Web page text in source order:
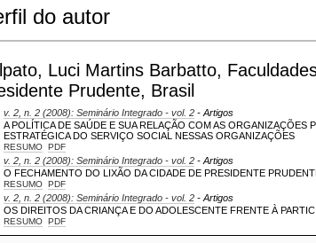
do autor
Luci Martins Barbatto,
Prudente, Brasil
v. 2, n. 2 (2008): Seminário Integrado - vol. 2 - Artigos
A POLÍTICA DE SAÚDE E SUA RELAÇÃO COM AS ORGANIZAÇÕES
ESTRATÉGICA DO SERVIÇO SOCIAL NESSAS ORGANIZAÇÕES
RESUMO PDF
v. 2, n. 2 (2008): Seminário Integrado - vol. 2 - Artigos
O FECHAMENTO DO LIXÃO DA CIDADE DE PRESIDENTE
RESUMO PDF
v. 2, n. 2 (2008): Seminário Integrado - vol. 2 - Artigos
OS DIREITOS DA CRIANÇA E DO ADOLESCENTE FRENTE À
RESUMO PDF